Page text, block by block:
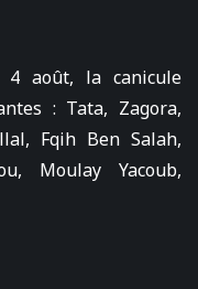
août, la canicule
: Tata, Zagora,
Fqih Ben Salah,
Moulay Yacoub,